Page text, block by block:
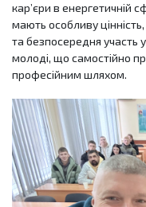
кар’єри в енергетичній
мають особливу
та безпосередня участь
молоді, що самостійно
професійним шляхом.